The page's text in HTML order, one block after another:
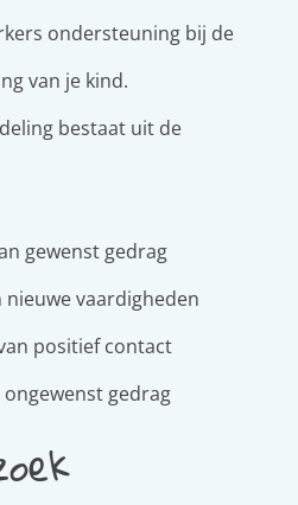
ondersteuning bij de
van je kind.
bestaat uit de
gewenst gedrag
nieuwe vaardigheden
positief contact
gedrag